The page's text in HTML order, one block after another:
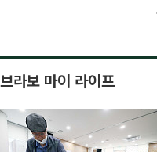
브라보 마이 라이프